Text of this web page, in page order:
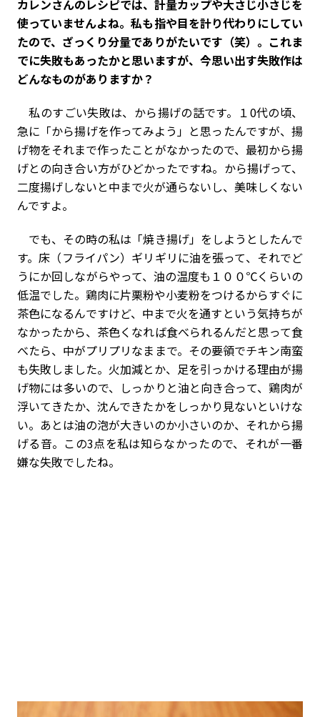
――カレンさんのレシピでは、計量カップや大さじ小さじを
使っていませんよね。私も指や目を計り代わりにしてい
たので、ざっくり分量でありがたいです（笑）。これま
でに失敗もあったかと思いますが、今思い出す失敗作は
どんなものがありますか？
私のすごい失敗は、から揚げの話です。１0代の頃、
急に「から揚げを作ってみよう」と思ったんですが、揚
げ物をそれまで作ったことがなかったので、最初から揚
げとの向き合い方がひどかったですね。から揚げって、
二度揚げしないと中まで火が通らないし、美味しくない
んですよ。
でも、その時の私は「焼き揚げ」をしようとしたんで
す。床（フライパン）ギリギリに油を張って、それでど
うにか回しながらやって、油の温度も１００℃くらいの
低温でした。鶏肉に片栗粉や小麦粉をつけるからすぐに
茶色になるんですけど、中まで火を通すという気持ちが
なかったから、茶色くなれば食べられるんだと思って食
べたら、中がプリプリなままで。その要領でチキン南蛮
も失敗しました。火加減とか、足を引っかける理由が揚
げ物には多いので、しっかりと油と向き合って、鶏肉が
浮いてきたか、沈んできたかをしっかり見ないといけな
い。あとは油の泡が大きいのか小さいのか、それから揚
げる音。この3点を私は知らなかったので、それが一番
嫌な失敗でしたね。